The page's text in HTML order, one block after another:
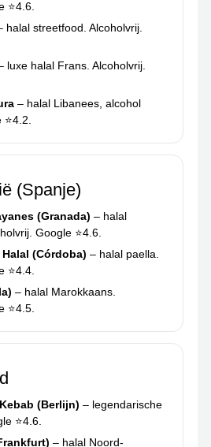
⭐4.6.
halal streetfood. Alcoholvrij.
luxe halal Frans. Alcoholvrij.
– halal Libanees, alcohol
(Spanje)
(Granada) – halal
Google ⭐4.6.
(Córdoba) – halal paella.
⭐4.4.
– halal Marokkaans.
⭐4.5.
(Berlijn) – legendarische
⭐4.6.
– halal Noord-